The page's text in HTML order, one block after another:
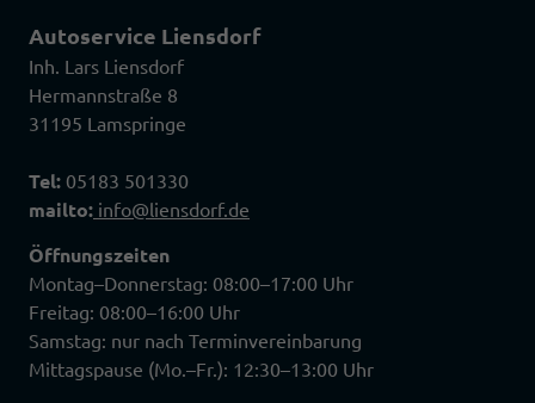
Autoservice Liensdorf
Inh. Lars Liensdorf
Hermannstraße 8
31195 Lamspringe
Tel: 05183 501330
mailto: info@liensdorf.de
Öffnungszeiten
Montag–Donnerstag: 08:00–17:00 Uhr
Freitag: 08:00–16:00 Uhr
Samstag: nur nach Terminvereinbarung
Mittagspause (Mo.–Fr.): 12:30–13:00 Uhr